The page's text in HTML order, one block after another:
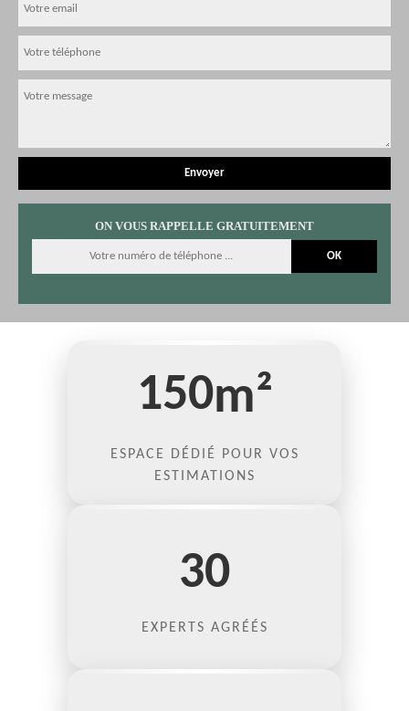
ON VOUS RAPPELLE GRATUITEMENT
150m²
ESPACE DÉDIÉ POUR VOS
ESTIMATIONS
30
EXPERTS AGRÉÉS